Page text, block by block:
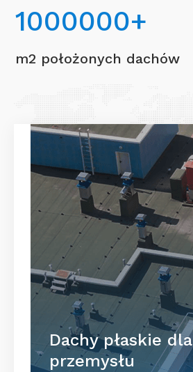
1000000+
m2 położonych dachów
Dachy płaskie dla
przemysłu